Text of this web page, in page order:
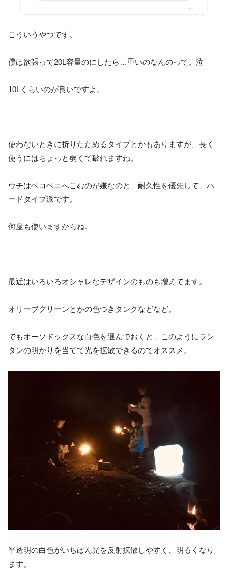
ポチップ
こういうやつです。
僕は欲張って20L容量のにしたら…重いのなんのって。泣
10Lくらいのが良いですよ。
使わないときに折りたためるタイプとかもありますが、長く
使うにはちょっと弱くて破れますね。
ウチはベコベコへこむのが嫌なのと、耐久性を優先して、ハ
ードタイプ派です。
何度も使いますからね。
最近はいろいろオシャレなデザインのものも増えてます。
オリーブグリーンとかの色つきタンクなどなど。
でもオーソドックスな白色を選んでおくと、このようにラン
タンの明かりを当てて光を拡散できるのでオススメ。
半透明の白色がいちばん光を反射拡散しやすく、明るくなり
ます。